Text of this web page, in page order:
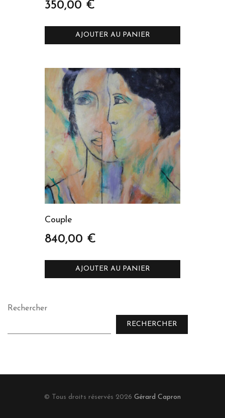
350,00 €
AJOUTER AU PANIER
Couple
840,00 €
AJOUTER AU PANIER
Rechercher
RECHERCHER
© Tous droits réservés 2026 Gérard Capron